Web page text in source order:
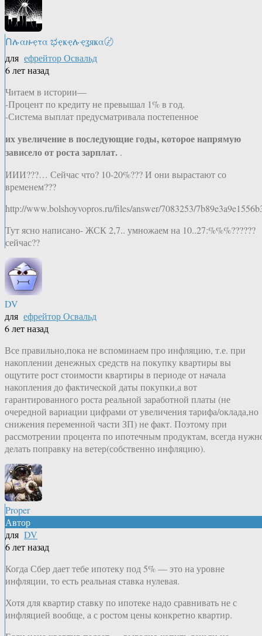
Ոሉαዙҿτα ಭҿҝҿሉҿʓяҝα〄
для ефрейтор Освальд
6 лет назад
Читаем в истории—
-Процент по кредиту не превышал 1% в год.
-Система выплат предусматривала постепенное
их увеличение в последующие годы, которое напрямую
зависело от роста зарплат. .
ИИИ???… Сейчас что? 10-20%??? И они вырастают со
временем???
http://www.bolshoyvopros.ru/files/answer/7083253/
Тут ясно написано- ЖСК 2,7.. умножаем на 10..27:%%%??????
сейчас??
DV
для ефрейтор Освальд
6 лет назад
Все правильно,пока не вспоминаем про инфляцию, т.е. при
накоплении денежных средств на покупку квартиры вы
ощутите рост стоимости квартиры в периоде от начала
накопления до фактической даты покупки,а вот
гарантированного роста реальной заработной платы (не
очередной вариации цифрами от увеличения тарифа/оклада,но
снижения переменной части ЗП) не факт. Поэтому при
рассмотрении процента по ипотечным продуктам, всегда
делать поправку на ветер(собственно инфляцию).
Proper
Автор
для DV
6 лет назад
Когда Сбер дает тебе ипотеку под 5% — это на уровне
инфляции, то есть реальная ставка нулевая.
Хотя для квартир ставку по ипотеке надо сравнивать не с
инфляцией вообще, а с ростом цены конкретно квартир.